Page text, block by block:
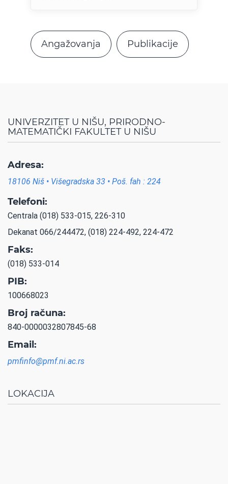
Angažovanja Publikacije
UNIVERZITET U NIŠU, PRIRODNO-
MATEMATIČKI FAKULTET U NIŠU
Adresa:
18106 Niš • Višegradska 33 • Poš. fah : 224
Telefoni:
Centrala (018) 533-015, 226-310
Dekanat 066/244472, (018) 224-492, 224-472
Faks:
(018) 533-014
PIB:
100668023
Broj računa:
840-0000032807845-68
Email:
pmfinfo@pmf.ni.ac.rs
LOKACIJA